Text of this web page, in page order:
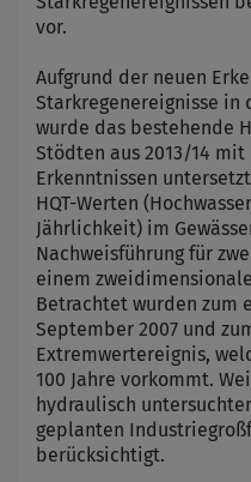
vor.
Aufgrund der neuen
Starkregenereignisse in
wurde das bestehende
Stödten aus 2013/14
Erkenntnissen
HQT-Werten
Jährlichkeit) im
Nachweisführung für
einem
Betrachtet wurden zum
September 2007 und
Extremwertereignis,
100 Jahre vorkommt.
hydraulisch
geplanten
berücksichtigt.
Cookie Laufzeit
Name
Cookies
Anbieter
Cookie Name
Cookie Laufzeit